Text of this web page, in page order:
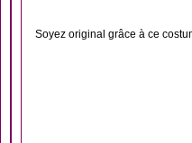
Soyez original grâce à ce